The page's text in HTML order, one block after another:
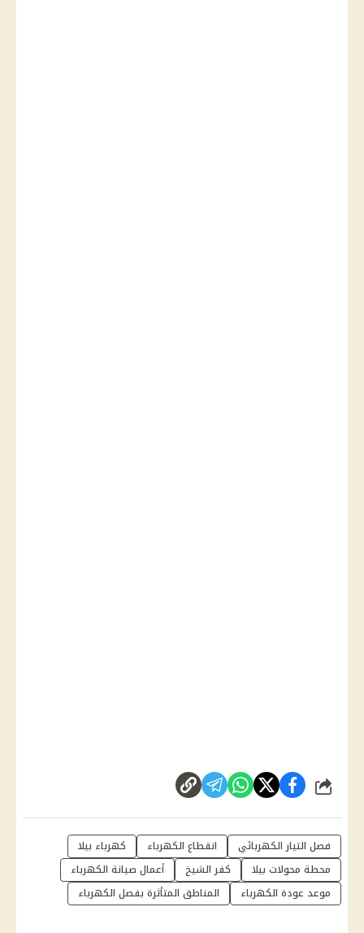
شارك
فصل التيار الكهربائي انقطاع الكهرباء
كهرباء بيلا
محطة محولات بيلا
كفر الشيخ
أعمال صيانة الكهرباء
موعد عودة الكهرباء
المناطق المتأثرة بفصل الكهرباء